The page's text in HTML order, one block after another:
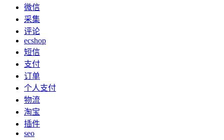
微信
采集
评论
ecshop
短信
支付
订单
个人支付
物流
淘宝
插件
seo